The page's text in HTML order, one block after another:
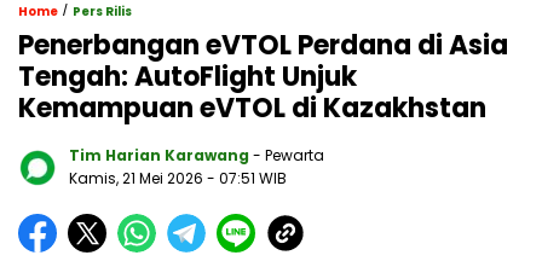
Home / Pers Rilis
Penerbangan eVTOL Perdana di Asia
Tengah: AutoFlight Unjuk
Kemampuan eVTOL di Kazakhstan
Tim Harian Karawang - Pewarta
Kamis, 21 Mei 2026 - 07:51 WIB